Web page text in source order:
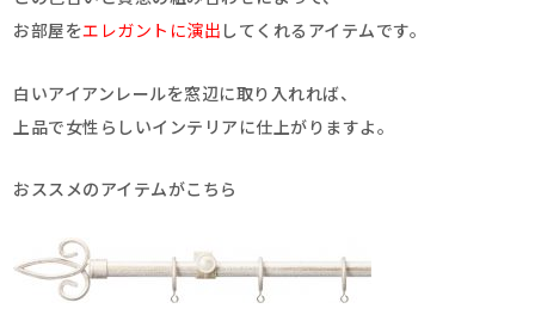
お部屋をエレガントに演出 してくれるアイテムです。
白いアイアンレールを窓辺に取り入れれば、
上品で女性らしいインテリアに仕上がりますよ。
おススメのアイテムがこちら